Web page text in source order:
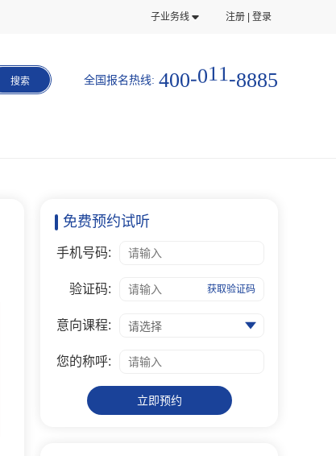
子业务线 注册 | 登录
搜索 全国报名热线: 400-011-8885
免费预约试听
手机号码:
验证码: 获取验证码
意向课程: 请选择
您的称呼:
立即预约